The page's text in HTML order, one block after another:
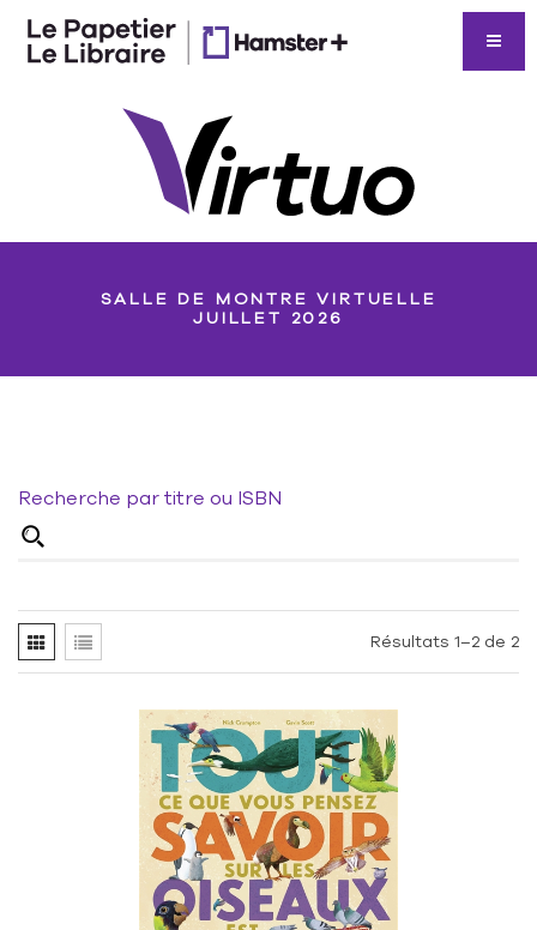
SALLE DE MONTRE VIRTUELLE
JUILLET 2026
Recherche par titre ou ISBN
Résultats 1–2 de 2